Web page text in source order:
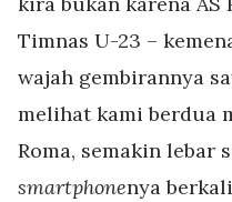
Timnas U-23 –
wajah gembirannya
melihat kami berdua
Roma, semakin lebar
smartphonenya